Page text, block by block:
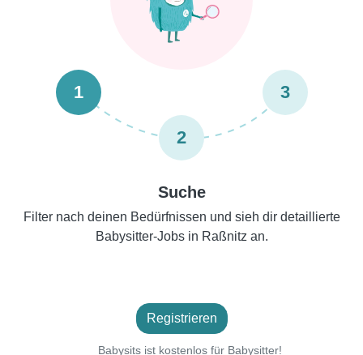
1
2
3
Suche
Filter nach deinen Bedürfnissen und sieh dir detaillierte
Babysitter-Jobs in Raßnitz an.
Registrieren
Babysits ist kostenlos für Babysitter!